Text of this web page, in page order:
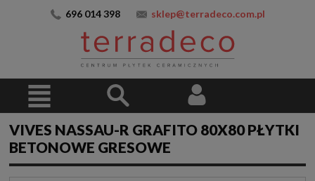
696 014 398 sklep@terradeco.com.pl
VIVES NASSAU-R GRAFITO 80X80 PŁYTKI
BETONOWE GRESOWE